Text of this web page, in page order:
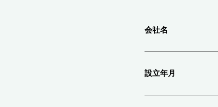
会社名
設立年月